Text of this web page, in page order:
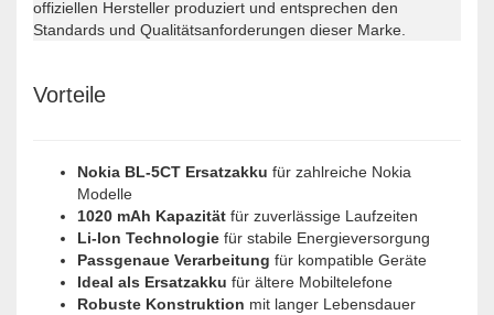
offiziellen Hersteller produziert und entsprechen den
Standards und Qualitätsanforderungen dieser Marke.
Vorteile
Nokia BL-5CT Ersatzakku für zahlreiche Nokia
Modelle
1020 mAh Kapazität für zuverlässige Laufzeiten
Li-Ion Technologie für stabile Energieversorgung
Passgenaue Verarbeitung für kompatible Geräte
Ideal als Ersatzakku für ältere Mobiltelefone
Robuste Konstruktion mit langer Lebensdauer